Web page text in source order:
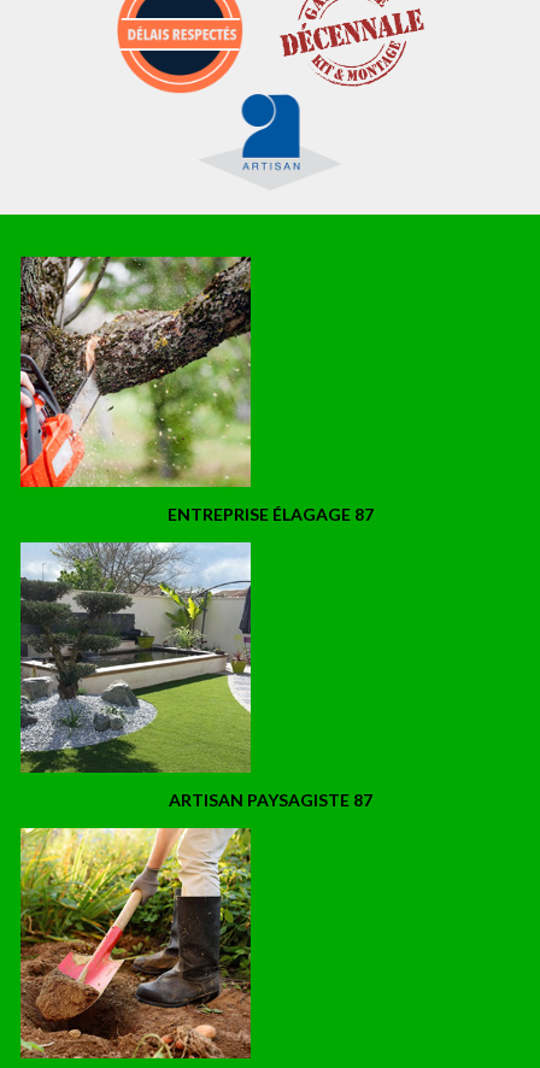
ENTREPRISE ÉLAGAGE 87
ARTISAN PAYSAGISTE 87